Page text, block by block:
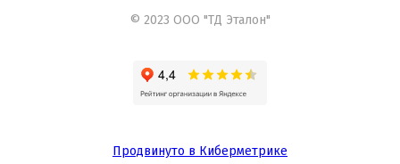
© 2023 ООО "ТД Эталон"
Продвинуто в Киберметрике